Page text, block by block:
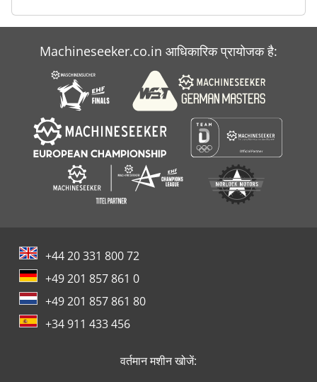
Machineseeker.co.in आधिकारिक प्रायोजक है:
+44 20 331 800 72
+49 201 857 861 0
+49 201 857 861 80
+34 911 433 456
वर्तमान मशीन खोजें: